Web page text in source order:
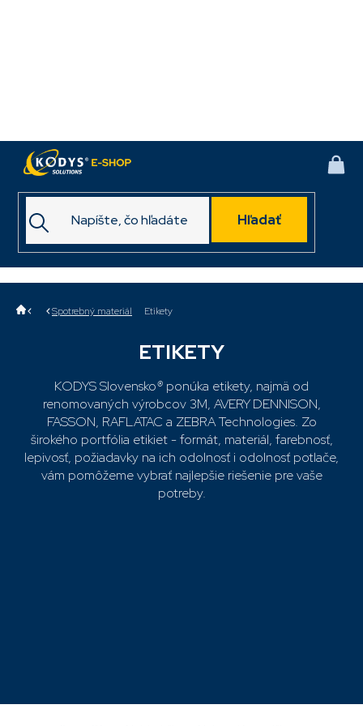
Hľadať
DomovSpotrebný materiál Etikety
ETIKETY
KODYS Slovensko® ponúka etikety, najmä od
renomovaných výrobcov 3M, AVERY DENNISON,
FASSON, RAFLATAC a ZEBRATechnologies. Zo
širokého portfólia etikiet - formát, materiál, farebnosť,
lepivosť, požiadavky na ich odolnosť i odolnosť potlače,
vám pomôžeme vybrať najlepšie riešenie pre vaše
potreby.
(4,344tis/roll,d.2,5) Z-Xtreme